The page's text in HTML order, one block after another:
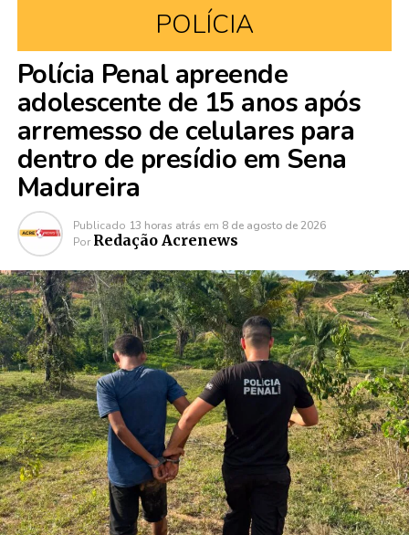
POLÍCIA
Polícia Penal apreende
adolescente de 15 anos após
arremesso de celulares para
dentro de presídio em Sena
Madureira
Publicado 13 horas atrás em 8 de agosto de 2026
Por Redação Acrenews